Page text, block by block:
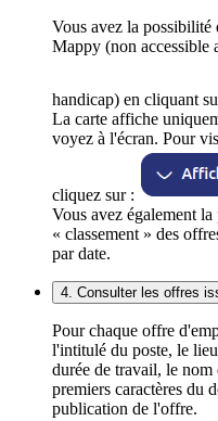
Vous avez la
Mappy (non accessible
handicap) en cliquant
La carte affiche
voyez à l'écran. Pour
cliquez sur :
Vous avez également
« classement » des
par date.
4. Consulter les offres
Pour chaque offre
l'intitulé du poste, le
durée de travail, le nom
premiers caractères du
publication de l'offre.